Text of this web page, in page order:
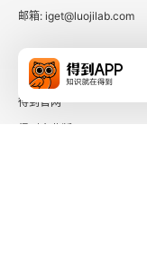
邮箱: iget@luojilab.com
相关链接：
得到官网